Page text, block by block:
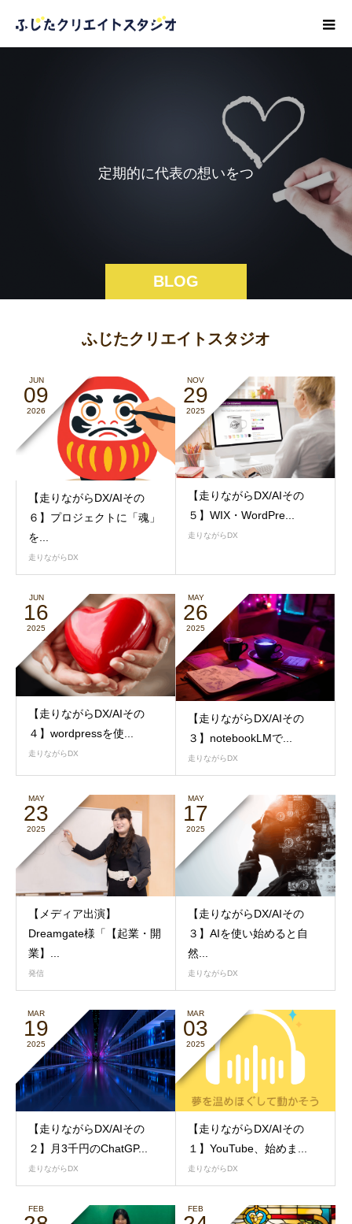
BLOG
期的に代表の想いをつづ っ
ふじたクリエイトスタジオ
JUN
09
2026
【走りながらDX/AIその
６】プロジェクトに「魂」
を...
走りながらDX
NOV
29
2025
【走りながらDX/AIその
５】WIX・WordPre...
走りながらDX
JUN
16
2025
【走りながらDX/AIその
４】wordpressを使...
走りながらDX
MAY
26
2025
【走りながらDX/AIその
３】notebookLMで...
走りながらDX
MAY
23
2025
【メディア出演】
Dreamgate様「【起業・開
業】...
発信
MAY
17
2025
【走りながらDX/AIその
３】AIを使い始めると自
然...
走りながらDX
MAR
19
2025
【走りながらDX/AIその
２】月3千円のChatGP...
走りながらDX
MAR
03
2025
【走りながらDX/AIその
１】YouTube、始めま...
走りながらDX
FEB FEB